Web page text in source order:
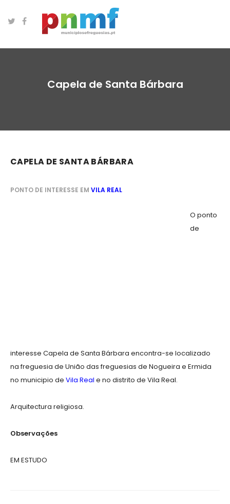
Capela de Santa Bárbara
CAPELA DE SANTA BÁRBARA
PONTO DE INTERESSE EM VILA REAL
O ponto
de
interesse Capela de Santa Bárbara encontra-se localizado
na freguesia de União das freguesias de Nogueira e Ermida
no municipio de Vila Real e no distrito de Vila Real.
Arquitectura religiosa.
Observações
EM ESTUDO